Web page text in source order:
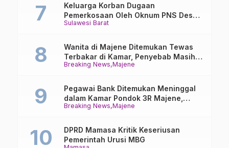
Sulawesi Barat
Keluarga Korban Dugaan
Pemerkosaan Oleh Oknum PNS Desak
Transparansi Kejari Mamasa
Breaking News Majene
Wanita di Majene Ditemukan Tewas
Terbakar di Kamar, Penyebab Masih
Misterius
Breaking News Majene
Pegawai Bank Ditemukan Meninggal
dalam Kamar Pondok 3R Majene,
Polisi Lakukan Penyelidikan
DPRD Mamasa Kritik Keseriusan
Pemerintah Urusi MBG